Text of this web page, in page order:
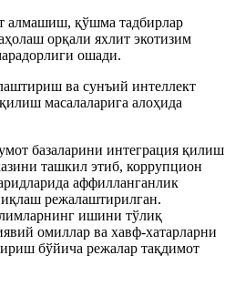
алмашиш, қўшма тадбирлар
орқали яхлит экотизим
ошади.
ва сунъий интеллект
масалаларига алоҳида
базаларини интеграция қилиш
ташкил этиб, коррупцион
аффилланганлик
режалаштирилган.
ишини тўлиқ
омиллар ва хавф-хатарларни
бўйича режалар тақдимот